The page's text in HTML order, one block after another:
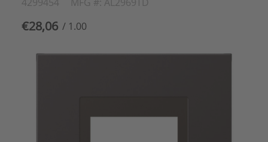
€28,06 / 1.00